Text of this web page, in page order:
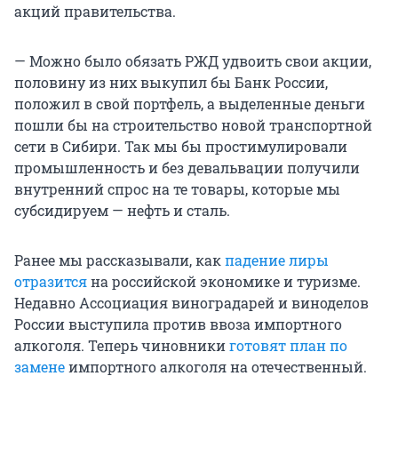
акций правительства.
— Можно было обязать РЖД удвоить свои акции,
половину из них выкупил бы Банк России,
положил в свой портфель, а выделенные деньги
пошли бы на строительство новой транспортной
сети в Сибири. Так мы бы простимулировали
промышленность и без девальвации получили
внутренний спрос на те товары, которые мы
субсидируем — нефть и сталь.
Ранее мы рассказывали,какпадение лиры
отразитсяна российской экономике и туризме.
Недавно Ассоциация виноградарей и виноделов
России выступила против ввоза импортного
алкоголя. Теперь чиновникиготовят план по
заменеимпортного алкоголя на отечественный.